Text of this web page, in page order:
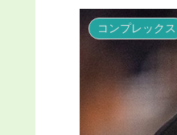
コンプレックス